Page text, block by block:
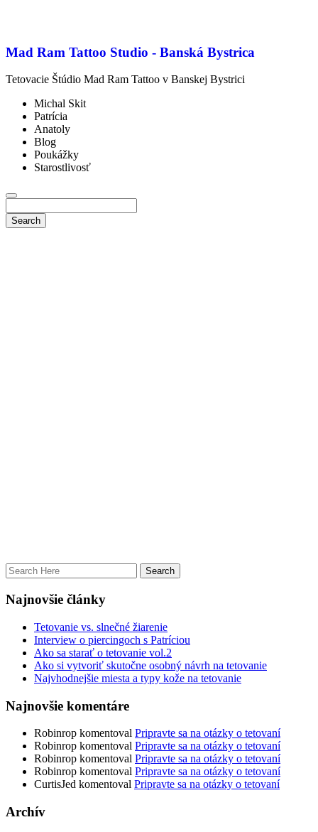
Mad Ram Tattoo Studio - Banská Bystrica
Tetovacie Štúdio Mad Ram Tattoo v Banskej Bystrici
Michal Skit
Patrícia
Anatoly
Blog
Poukážky
Starostlivosť
Najnovšie články
Tetovanie vs. slnečné žiarenie
Interview o piercingoch s Patríciou
Ako sa starať o tetovanie vol.2
Ako si vytvoriť skutočne osobný návrh na tetovanie
Najvhodnejšie miesta a typy kože na tetovanie
Najnovšie komentáre
Robinrop komentoval Pripravte sa na otázky o tetovaní
Robinrop komentoval Pripravte sa na otázky o tetovaní
Robinrop komentoval Pripravte sa na otázky o tetovaní
Robinrop komentoval Pripravte sa na otázky o tetovaní
CurtisJed komentoval Pripravte sa na otázky o tetovaní
Archív